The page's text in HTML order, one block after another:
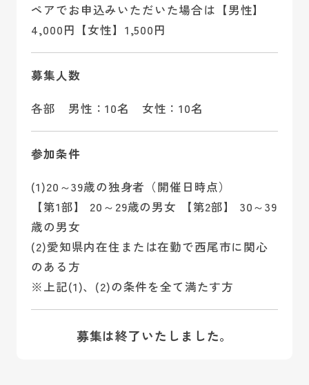
ペアでお申込みいただいた場合は【男性】
4,000円【女性】1,500円
募集人数
各部 男性：10名 女性：10名
参加条件
(1)20～39歳の独身者（開催日時点）
【第1部】 20～29歳の男女 【第2部】 30～39
歳の男女
(2)愛知県内在住または在勤で西尾市に関心
のある方
※上記(1)、(2)の条件を全て満たす方
募集は終了いたしました。